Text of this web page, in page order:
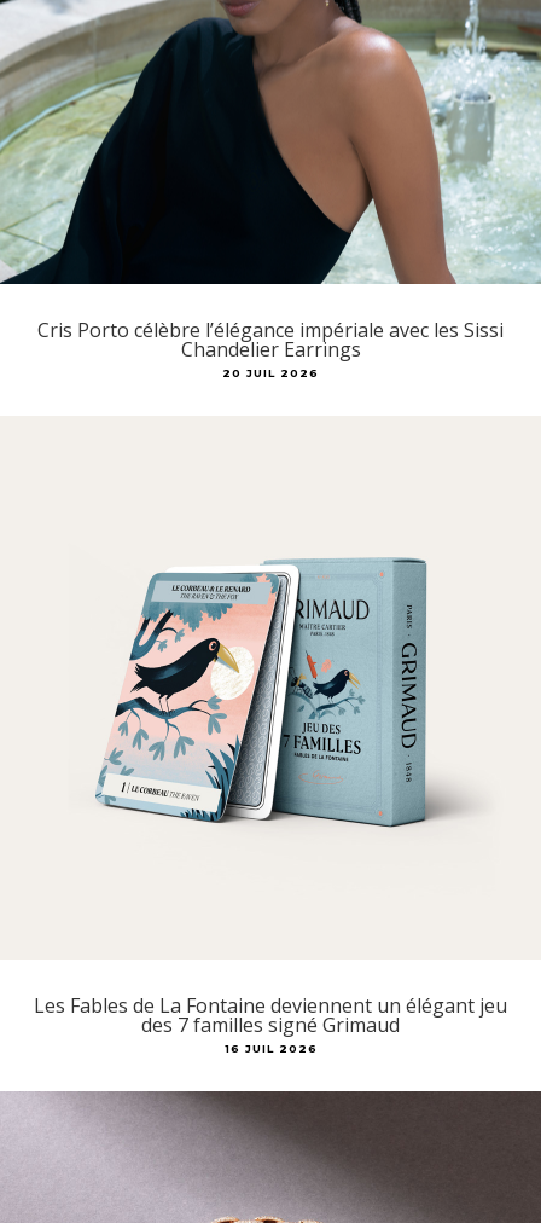
Cris Porto célèbre l’élégance impériale avec les Sissi
Chandelier Earrings
20 JUIL 2026
Les Fables de La Fontaine deviennent un élégant jeu
des 7 familles signé Grimaud
16 JUIL 2026